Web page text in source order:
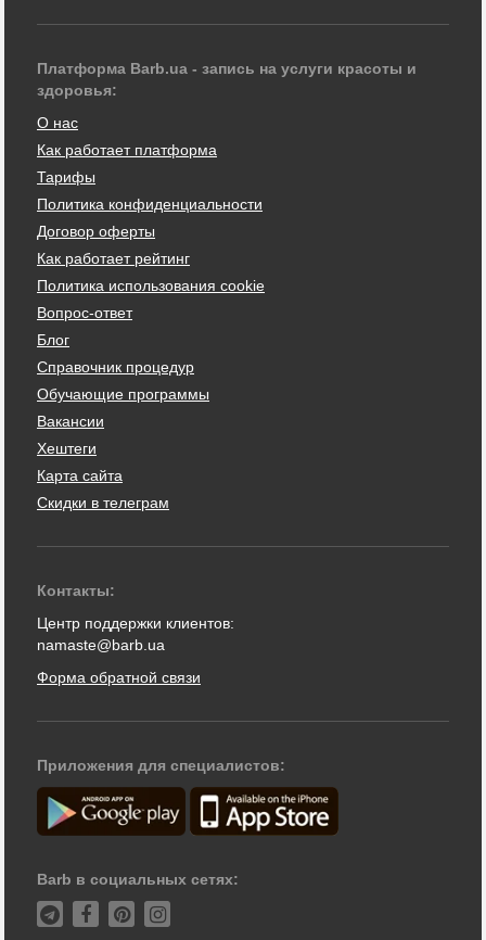
Платформа Barb.ua - запись на услуги красоты и
здоровья:
О нас
Как работает платформа
Тарифы
Политика конфиденциальности
Договор оферты
Как работает рейтинг
Политика использования cookie
Вопрос-ответ
Блог
Справочник процедур
Обучающие программы
Вакансии
Хештеги
Карта сайта
Скидки в телеграм
Контакты:
Центр поддержки клиентов:
namaste@barb.ua
Форма обратной связи
Приложения для специалистов:
Barb в социальных сетях: